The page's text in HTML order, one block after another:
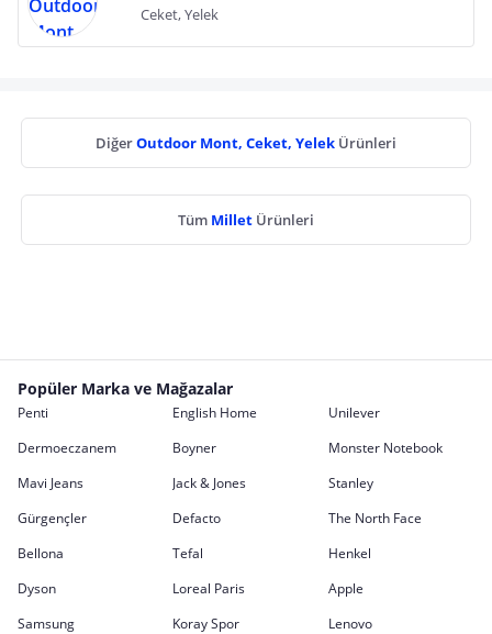
Ceket, Yelek
DiğerOutdoor Mont, Ceket, Yelek Ürünleri
Tüm Millet Ürünleri
Popüler Marka ve Mağazalar
Penti English Home
Unilever
Dermoeczanem
Boyner
Monster Notebook
Mavi Jeans
Jack & Jones
Stanley
Gürgençler
Defacto
The North Face
Bellona
Tefal
Henkel
Dyson
Loreal Paris
Apple
Samsung
Koray Spor
Lenovo